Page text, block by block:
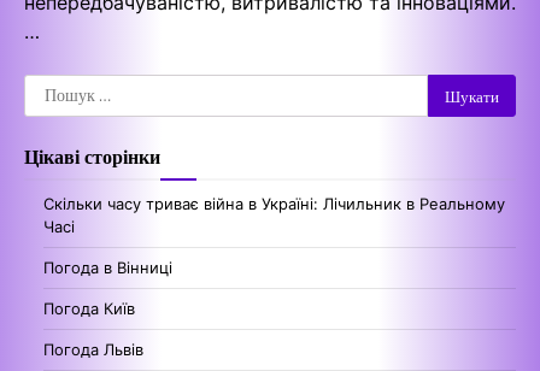
…
Пошук:
Цікаві сторінки
Скільки часу триває війна в Україні: Лічильник в Реальному
Часі
Погода в Вінниці
Погода Київ
Погода Львів